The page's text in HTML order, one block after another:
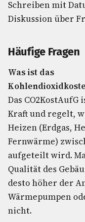
Schreiben mit
Diskussion über
Häufige Fragen
Was ist das
Das CO2KostAufG
Kraft und regelt,
Heizen (Erdgas,
Fernwärme)
aufgeteilt wird.
Qualität des
desto höher der
Wärmepumpen
nicht.